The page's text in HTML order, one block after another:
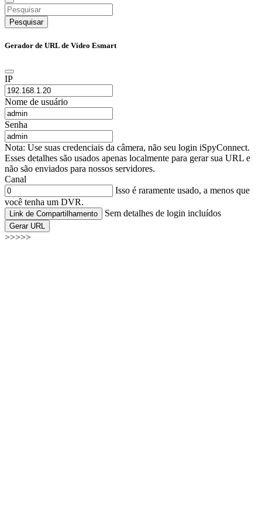
Pesquisar
Gerador de URL de Vídeo Esmart
IP
Nome de usuário
Senha
Nota: Use suas credenciais da câmera, não seu login iSpyConnect.
Esses detalhes são usados apenas localmente para gerar sua URL e
não são enviados para nossos servidores.
Canal
Isso é raramente usado, a menos que
você tenha um DVR.
Link de Compartilhamento Sem detalhes de login incluídos
Gerar URL
>>>>>